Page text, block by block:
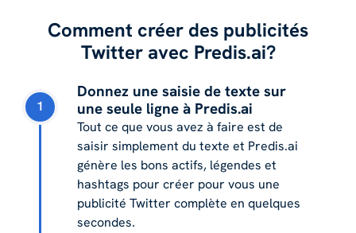
Comment créer des publicités
Twitter avec Predis.ai?
1
Donnez une saisie de texte sur
une seule ligne à Predis.ai
Tout ce que vous avez à faire est de
saisir simplement du texte et Predis.ai
génère les bons actifs, légendes et
hashtags pour créer pour vous une
publicité Twitter complète en quelques
secondes.